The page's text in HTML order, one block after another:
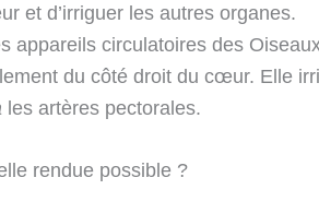
et d’irriguer les autres organes.
appareils circulatoires des
du côté droit du cœur. Elle
les artères pectorales.
rendue possible ?